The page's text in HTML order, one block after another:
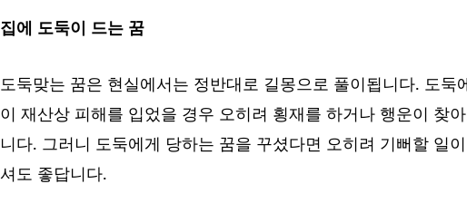
집에 도둑이 드는 꿈
도둑맞는 꿈은 현실에서는 정반대로 길몽으로 풀이됩니다. 도둑
이 재산상 피해를 입었을 경우 오히려 횡재를 하거나 행운이 찾
니다. 그러니 도둑에게 당하는 꿈을 꾸셨다면 오히려 기뻐할 일
셔도 좋답니다.